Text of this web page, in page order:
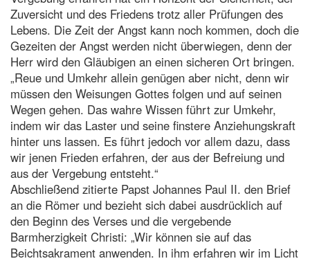
Zuversicht und des Friedens trotz aller Prüfungen des
Lebens. Die Zeit der Angst kann noch kommen, doch die
Gezeiten der Angst werden nicht überwiegen, denn der
Herr wird den Gläubigen an einen sicheren Ort bringen.
„Reue und Umkehr allein genügen aber nicht, denn wir
müssen den Weisungen Gottes folgen und auf seinen
Wegen gehen. Das wahre Wissen führt zur Umkehr,
indem wir das Laster und seine finstere Anziehungskraft
hinter uns lassen. Es führt jedoch vor allem dazu, dass
wir jenen Frieden erfahren, der aus der Befreiung und
aus der Vergebung entsteht.“
Abschließend zitierte Papst Johannes Paul II. den Brief
an die Römer und bezieht sich dabei ausdrücklich auf
den Beginn des Verses und die vergebende
Barmherzigkeit Christi: „Wir können sie auf das
Beichtsakrament anwenden. In ihm erfahren wir im Licht